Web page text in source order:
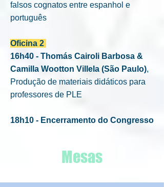
falsos cognatos entre espanhol e
português
Oficina 2
16h40 - Thomás Cairoli Barbosa &
Camilla Wootton Villela (São Paulo),
Produção de materiais didáticos para
professores de PLE
18h10 - Encerramento do Congresso
Mesas